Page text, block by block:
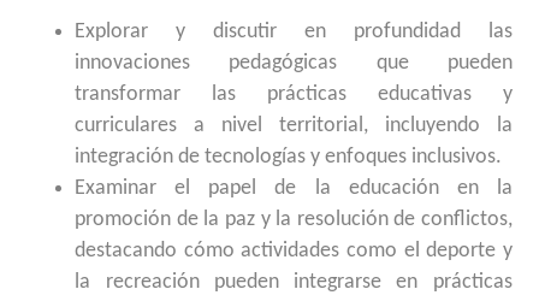
Explorar y discutir en profundidad las
innovaciones pedagógicas que pueden
transformar las prácticas educativas y
curriculares a nivel territorial, incluyendo la
integración de tecnologías y enfoques inclusivos.
Examinar el papel de la educación en la
promoción de la paz y la resolución de conflictos,
destacando cómo actividades como el deporte y
la recreación pueden integrarse en prácticas